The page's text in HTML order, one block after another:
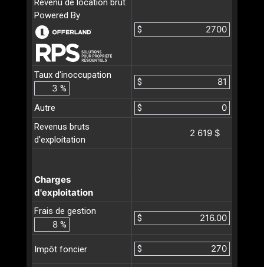
Revenu de location brut
Powered By
$
Taux d'inoccupation
%
$
Autre
$
Revenus bruts
d'exploitation
2 619 $
Charges
d'exploitation
Frais de gestion
%
$
Impôt foncier $